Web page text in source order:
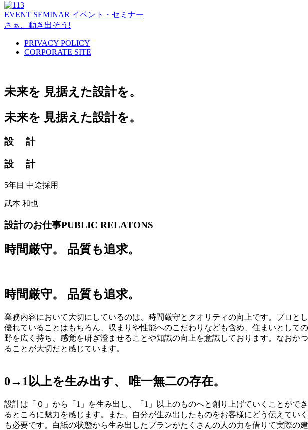
EVENT SEMINAR イベント・セミナー
さぁ、動き出そう!
PRIVACY POLICY
CORPORATE SITE
未来を 見据えた設計を。
未来を 見据えた設計を。
設 計
設 計
5年目 中途採用
武本 和也
設計のお仕事PUBLIC RELATONS
時間厳守。 品質も追求。
時間厳守。 品質も追求。
業務内容において大切にしているのは、時間厳守とクオリティの向上です。プロ
優れていることはもちろん、収まりや性能へのこだわりなども含め、住まいとし
野を広く持ち、感覚を研ぎ澄ませることや知識の向上を意識しております。なお
ることが大切だと感じています。
0→1以上を生み出す、 唯一無二の存在。
設計は「０」から「1」を生み出し、「1」以上のものへと創り上げていくことが
るところに魅力を感じます。また、自分が生み出したものをお客様にどう伝えて
も必要です。白紙の状態から生み出したプランがたくさんの人の力を借りて実際の